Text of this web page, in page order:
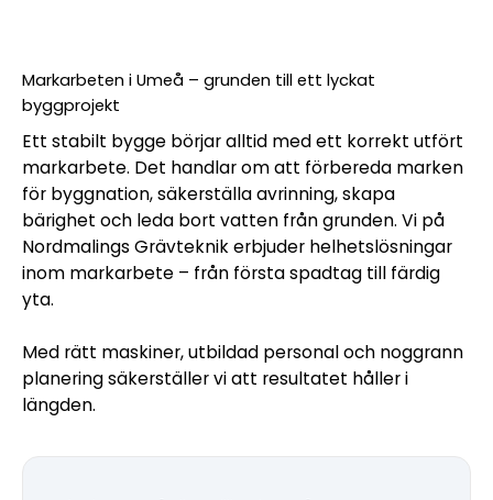
Markarbeten i Umeå – grunden till ett lyckat
byggprojekt
Ett stabilt bygge börjar alltid med ett korrekt utfört
markarbete. Det handlar om att förbereda marken
för byggnation, säkerställa avrinning, skapa
bärighet och leda bort vatten från grunden. Vi på
Nordmalings Grävteknik erbjuder helhetslösningar
inom markarbete – från första spadtag till färdig
yta.
Med rätt maskiner, utbildad personal och noggrann
planering säkerställer vi att resultatet håller i
längden.